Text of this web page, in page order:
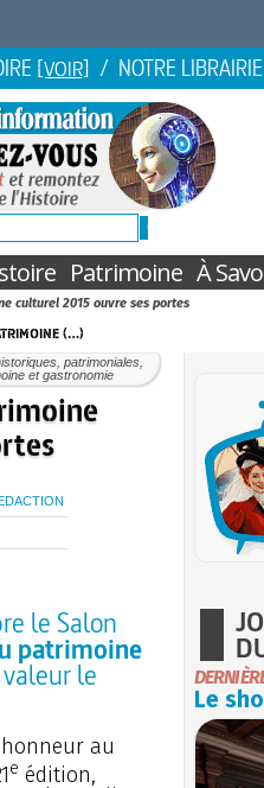
[VOIR] / NOTRE LIBRAIRIE
Patrimoine À
culturel 2015 ouvre ses portes
(…)
patrimoniales,
et gastronomie
le Salon
patrimoine
le
au
e édition,
Le